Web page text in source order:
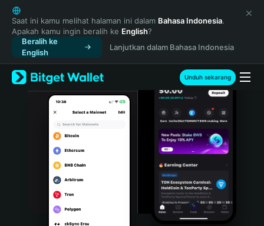
English
日本語
Tiếng Việt
Русский
Español (Latinoamérica)
Türkçe
Italiano
Português (Portugal)
Bahasa Indonesia
Saat ini kamu melihat halaman ini dalam Bahasa Indonesia.
Apakah kamu ingin beralih ke English?
Beralih ke
English
Lanjutkan dalam Bahasa Indonesia
Unduh sekarang